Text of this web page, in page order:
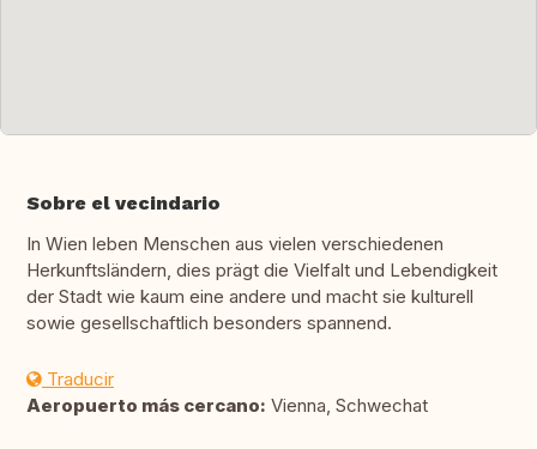
Sobre el vecindario
In Wien leben Menschen aus vielen verschiedenen
Herkunftsländern, dies prägt die Vielfalt und Lebendigkeit
der Stadt wie kaum eine andere und macht sie kulturell
sowie gesellschaftlich besonders spannend.
Traducir
Aeropuerto más cercano: Vienna, Schwechat